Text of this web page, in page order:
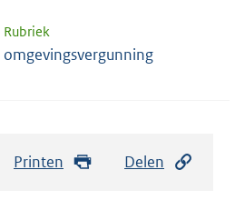
Rubriek
omgevingsvergunning
Printen Delen